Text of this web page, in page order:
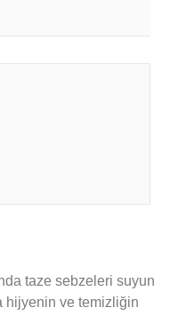
taze sebzeleri suyun
hijyenin ve temizliğin